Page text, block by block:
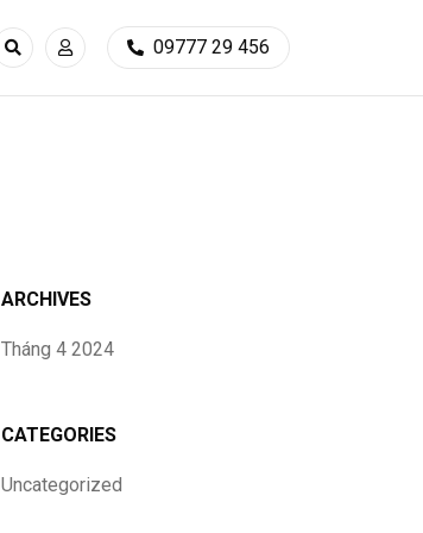
09777 29 456
ARCHIVES
Tháng 4 2024
CATEGORIES
Uncategorized